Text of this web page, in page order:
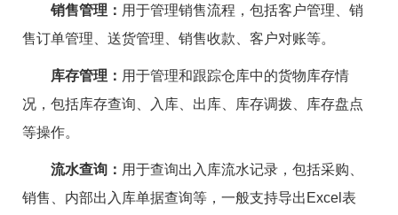
销售管理： 用于管理销售流程，包括客户管理、销
售订单管理、送货管理、销售收款、客户对账等。
库存管理： 用于管理和跟踪仓库中的货物库存情
况，包括库存查询、入库、出库、库存调拨、库存盘点
等操作。
流水查询： 用于查询出入库流水记录，包括采购、
销售、内部出入库单据查询等，一般支持导出Excel表